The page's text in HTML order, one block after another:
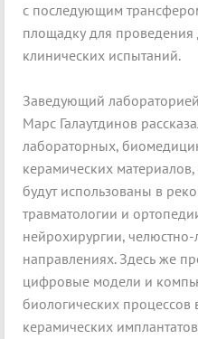
с последующим
площадку для проведения
клинических испытаний.
Заведующий
Марс Галаутдинов
лабораторных,
керамических
будут использованы в
травматологии и
нейрохирургии,
направлениях. Здесь же
цифровые модели и
биологических процессов
керамических